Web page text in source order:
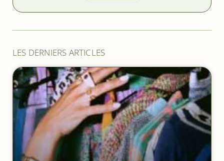
LES DERNIERS ARTICLES